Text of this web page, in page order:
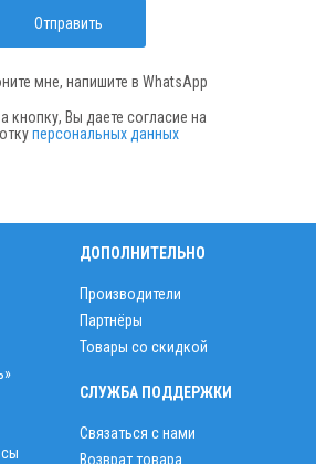
Отправить
мне, напишите в WhatsApp
кнопку, Вы даете согласие на
персональных данных
ДОПОЛНИТЕЛЬНО
Производители
Партнёры
Товары со скидкой
СЛУЖБА ПОДДЕРЖКИ
Связаться с нами
Возврат товара